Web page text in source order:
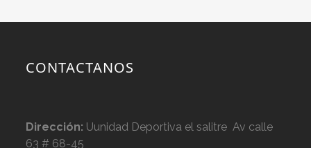
CONTACTANOS
Dirección: Uunidad Deportiva el salitre Av calle
63 # 68-45